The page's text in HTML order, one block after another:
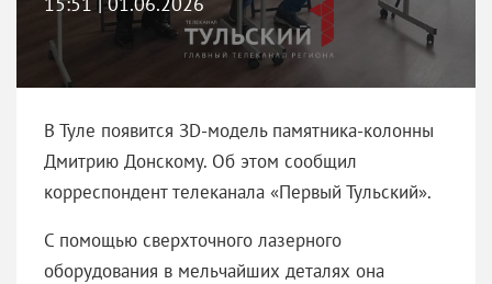
В Туле появится ЗD-модель памятника-колонны
Дмитрию Донскому. Об этом сообщил
корреспондент телеканала «Первый Тульский».
С помощью сверхточного лазерного
оборудования в мельчайших деталях она